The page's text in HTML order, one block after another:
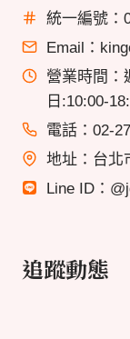
統一編號：
Email：
營業時間：
日:10:00-
電話：02-
地址：台北
Line ID：
追蹤動態